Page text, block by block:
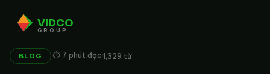
VIDCO
GROUP
BLOG ·⏱ 7 phút đọc·1,329 từ